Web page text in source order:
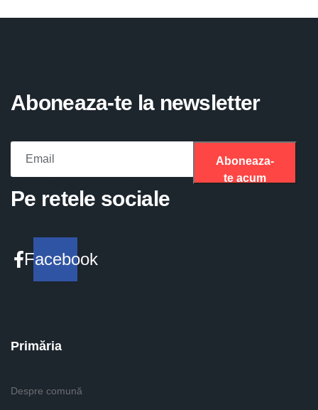
Aboneaza-te la newsletter
Aboneaza-
te acum
Pe retele sociale
Facebook
Primăria
Despre comună